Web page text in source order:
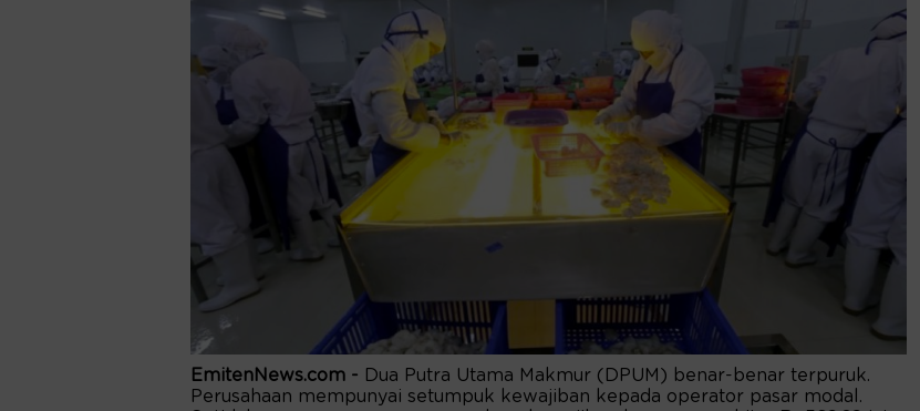
EmitenNews.com -
Dua Putra Utama Makmur (DPUM) benar-benar terpuruk.
Perusahaan mempunyai setumpuk kewajiban kepada operator pasar modal.